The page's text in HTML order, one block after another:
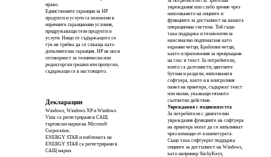
право.
Единствените гаранции за HP
продукти и услуги са изложени в
изричните гаранционни условия,
придружаващи тези продукти и
услуги. Нищо от съдържащото се
тук не трябва да се схваща като
допълнителна гаранция. HP не носи
отговорност за технически или
редакторски грешки или пропуски,
съдържащи се в настоящото.
Декларации
Windows, Windows XP и Windows
Vista са регистрирани в САЩ
търговски марки на Microsoft
Corporation.
ENERGY STAR и емблемата на
ENERGY STAR са регистрирани в
САЩ марки.
увреждания или слабо зрение чрез
използването на опциите и
функциите за достъпност на вашата
операционна система. Той също
така поддържа и технологии за
максимално подпомагане като
екранни четци, Брайлови четци,
както и приложения за превръщане
на глас в текст. За потребители,
които са далтонисти, цветните
бутони и раздели, използвани в
софтуера, както и в контролния
панел на принтера, съдържат текст
или икони, указващи тяхното
съответно действие.
Увреждания с подвижността
За потребители с двигателни
увреждания функциите на софтуера
на принтера могат да се изпълняват
чрез команди от клавиатурата.
Също така софтуерът поддържа
опциите за достъпност на Windows,
като например StickyKeys,